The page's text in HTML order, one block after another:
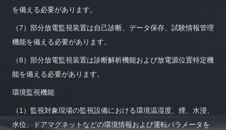
を備える必要があります。
（7）部分放電監視装置は自己診断、データ保存、試験情報管理
機能を備える必要があります。
（8）部分放電監視装置は診断解析機能および放電源位置特定機
能を備える必要があります。
環境監視機能
（1）監視対象現場の監視設備における環境温湿度、煙、水浸、
水位、ドアマグネットなどの環境情報および運転パラメータを